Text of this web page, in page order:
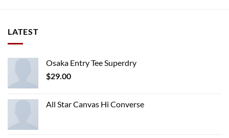
LATEST
Osaka Entry Tee Superdry
$29.00
All Star Canvas Hi Converse